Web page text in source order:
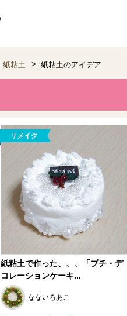
紙粘土 紙粘土のアイデア
リメイク
紙粘土で作った、、、「プチ・デ
コレーションケーキ...
なないろあこ